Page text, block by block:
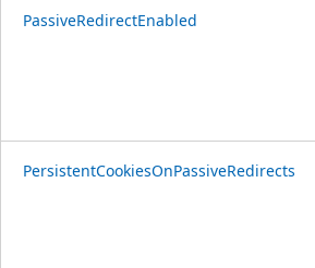
PassiveRedirectEnabled
PersistentCookiesOnPassiveRedirects